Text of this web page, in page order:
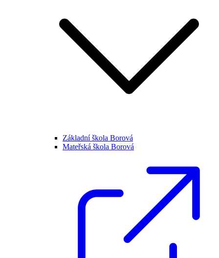
Základní škola Borová
Mateřská škola Borová